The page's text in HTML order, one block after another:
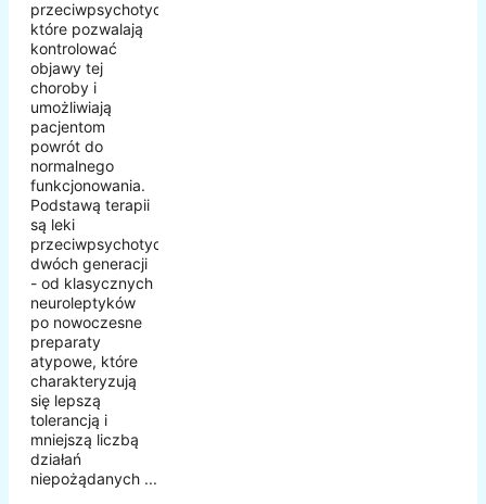
przeciwpsychotycznych,
które pozwalają
kontrolować
objawy tej
choroby i
umożliwiają
pacjentom
powrót do
normalnego
funkcjonowania.
Podstawą terapii
są leki
przeciwpsychotyczne
dwóch generacji
- od klasycznych
neuroleptyków
po nowoczesne
preparaty
atypowe, które
charakteryzują
się lepszą
tolerancją i
mniejszą liczbą
działań
niepożądanych ...